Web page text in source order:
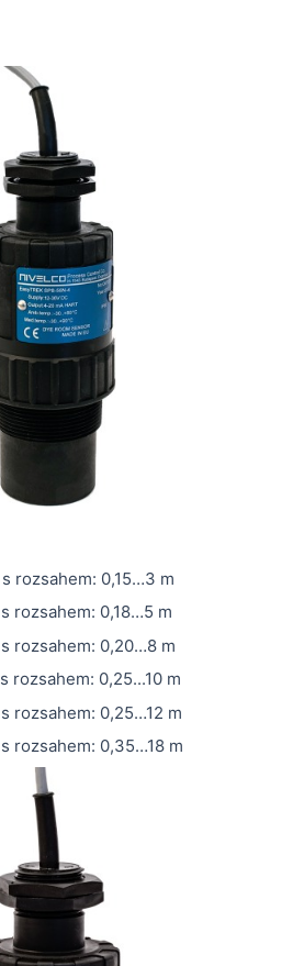
s rozsahem: 0,15…3 m
s rozsahem: 0,18…5 m
s rozsahem: 0,20…8 m
s rozsahem: 0,25...10 m
s rozsahem: 0,25…12 m
s rozsahem: 0,35…18 m